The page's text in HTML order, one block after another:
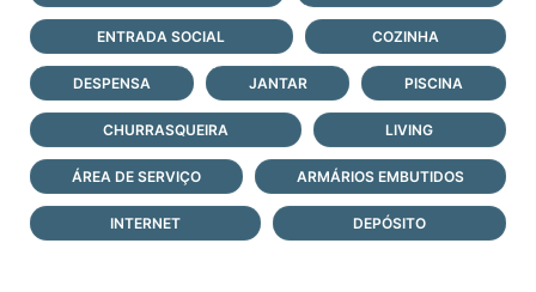
ENTRADA SOCIAL COZINHA
DESPENSA JANTAR PISCINA
CHURRASQUEIRA LIVING
ÁREA DE SERVIÇO ARMÁRIOS EMBUTIDOS
INTERNET DEPÓSITO